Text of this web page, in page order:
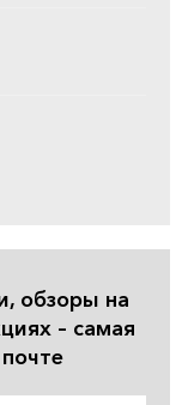
обзоры на
– самая